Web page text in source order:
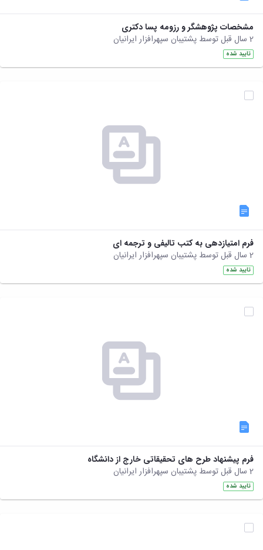
مشخصات پژوهشگر و رزومه پسا دکتری
تایید شده
فرم امتیازدهی به کتب تالیفی و ترجمه ای
تایید شده
فرم پیشنهاد طرح های تحقیقاتی خارج از دانشگاه
تایید شده